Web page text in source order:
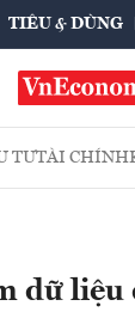
TIÊU & DÙNG
TƯTÀI CHÍNH
dữ liệu